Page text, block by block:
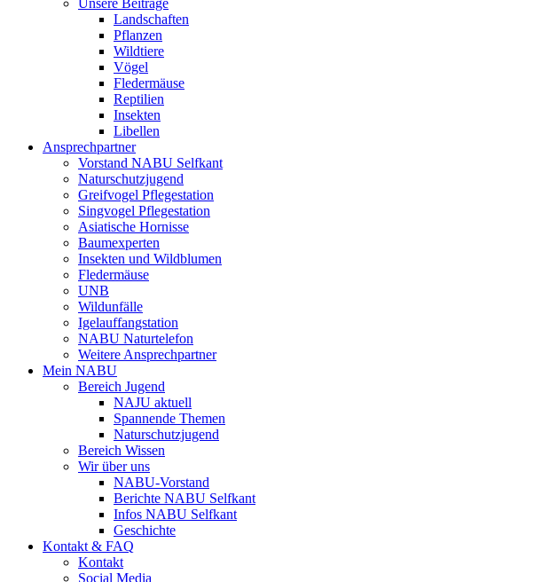
Unsere Beiträge
Landschaften
Pflanzen
Wildtiere
Vögel
Fledermäuse
Reptilien
Insekten
Libellen
Ansprechpartner
Vorstand NABU Selfkant
Naturschutzjugend
Greifvogel Pflegestation
Singvogel Pflegestation
Asiatische Hornisse
Baumexperten
Insekten und Wildblumen
Fledermäuse
UNB
Wildunfälle
Igelauffangstation
NABU Naturtelefon
Weitere Ansprechpartner
Mein NABU
Bereich Jugend
NAJU aktuell
Spannende Themen
Naturschutzjugend
Bereich Wissen
Wir über uns
NABU-Vorstand
Berichte NABU Selfkant
Infos NABU Selfkant
Geschichte
Kontakt & FAQ
Kontakt
Social Media